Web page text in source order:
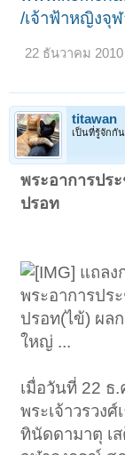
/เจ้าฟ้าหญิงจุ
22 ธันวาคม 2010
titawan
เป็นที่รู้จักกั
พระอาการปร
ปรอท
แถลง
พระอาการปร
ปรอท(ไข้) ผล
ใหญ่ ...
เมื่อวันที่ 22 ธ
พระเจ้าวรวง
ทินัดดามาตุ เ